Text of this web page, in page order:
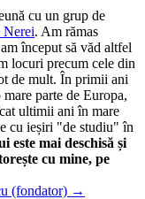
cu un grup de
Nerei. Am rămas
început să văd altfel
locuri precum cele din
de mult. În primii ani
parte de Europa,
ultimii ani în mare
cu ieșiri "de studiu" în
este mai deschisă și
cu mine, pe
(fondator) →